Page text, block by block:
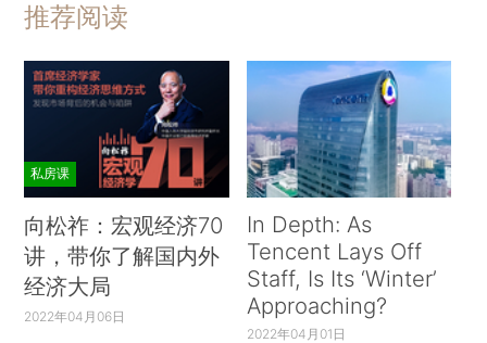
推荐阅读
私房课
向松祚：宏观经济70
讲，带你了解国内外
经济大局
2022年04月06日
In Depth: As
Tencent Lays Off
Staff, Is Its ‘Winter’
Approaching?
2022年04月01日